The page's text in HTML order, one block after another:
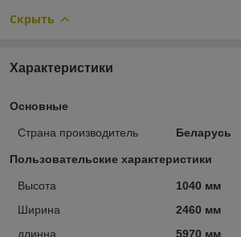
Скрыть
Характеристики
Основные
Страна производитель Беларусь
Пользовательские характеристики
Высота
1040 мм
Ширина
2460 мм
длинна
5970 мм